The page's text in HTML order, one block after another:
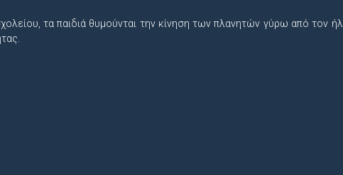
τα παιδιά θυμούνται την κίνηση των πλανητών γύρω από τον